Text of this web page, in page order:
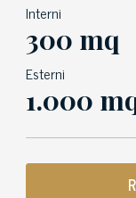
Interni
300 mq
Esterni
1.000